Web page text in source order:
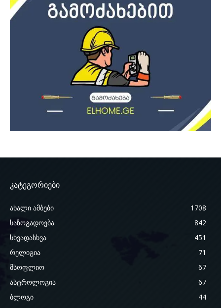
კატეგორიები
ახალი ამბები
1708
საზოგადოება
842
სხვადასხვა
451
რელიგია
71
მსოფლიო
67
ასტროლოგია
67
ბლოგი
44